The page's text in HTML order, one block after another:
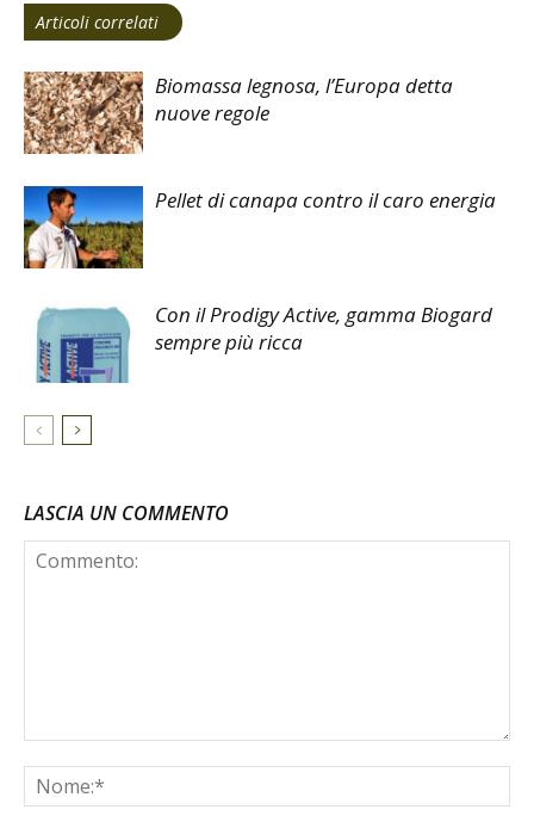
Articoli correlati
Biomassa legnosa, l’Europa detta
nuove regole
Pellet di canapa contro il caro energia
Con il Prodigy Active, gamma Biogard
sempre più ricca
LASCIA UN COMMENTO